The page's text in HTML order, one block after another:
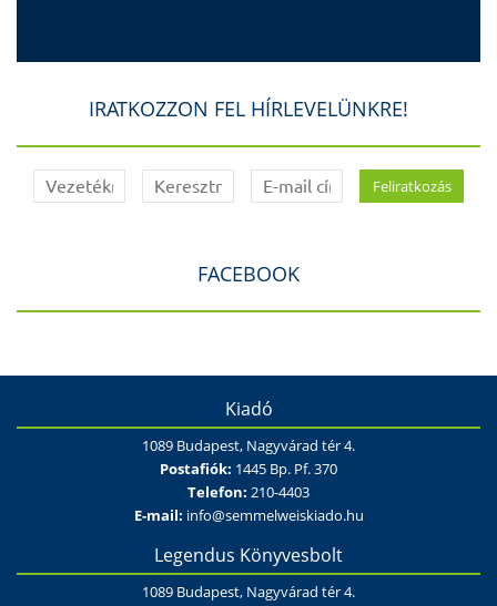
IRATKOZZON FEL HÍRLEVELÜNKRE!
FACEBOOK
Kiadó
1089 Budapest, Nagyvárad tér 4.
Postafiók: 1445 Bp. Pf. 370
Telefon: 210-4403
E-mail: info@semmelweiskiado.hu
Legendus Könyvesbolt
1089 Budapest, Nagyvárad tér 4.